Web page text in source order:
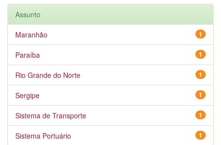
Assunto
1
Maranhão
1
Paraíba
1
Rio Grande do Norte
1
Sergipe
1
Sistema de Transporte
1
Sistema Portuário